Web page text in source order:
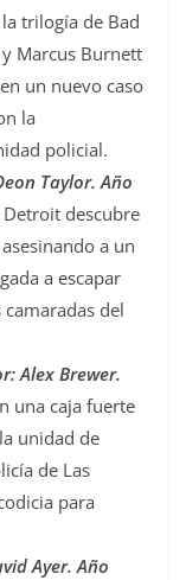
trilogía de Bad
Marcus Burnett
un nuevo caso
la
policial.
Taylor. Año
descubre
a un
a escapar
del
Alex Brewer.
una caja fuerte
unidad de
de Las
para
Ayer. Año